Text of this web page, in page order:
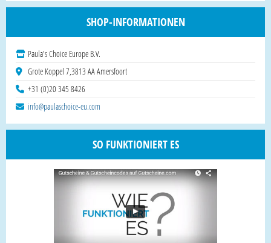
SHOP-INFORMATIONEN
Paula's Choice Europe B.V.
Grote Koppel 7,3813 AA Amersfoort
+31 (0)20 345 8426
info@paulaschoice-eu.com
SO FUNKTIONIERT ES